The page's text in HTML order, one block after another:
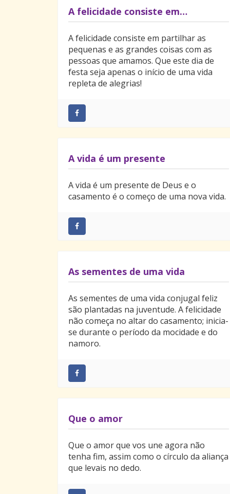
A felicidade consiste em…
A felicidade consiste em partilhar as
pequenas e as grandes coisas com as
pessoas que amamos. Que este dia de
festa seja apenas o início de uma vida
repleta de alegrias!
A vida é um presente
A vida é um presente de Deus e o
casamento é o começo de uma nova vida.
As sementes de uma vida
‎As sementes de uma vida conjugal feliz
são plantadas na juventude. A felicidade
não começa no altar do casamento; inicia-
se durante o período da mocidade e do
namoro.
Que o amor
Que o amor que vos une agora não
tenha fim, assim como o círculo da aliança
que levais no dedo.